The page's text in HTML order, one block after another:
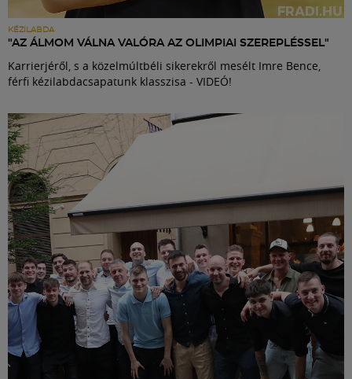
KÉZILABDA
"AZ ÁLMOM VÁLNA VALÓRA AZ OLIMPIAI SZEREPLÉSSEL"
Karrierjéről, s a közelmúltbéli sikerekről mesélt Imre Bence,
férfi kézilabdacsapatunk klasszisa - VIDEÓ!